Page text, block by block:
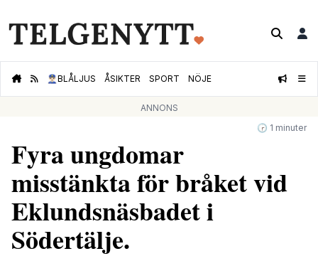
👮🏻‍♂️BLÅLJUS ÅSIKTER SPORT NÖJE
ANNONS
🕝 1 minuter
Fyra ungdomar
misstänkta för bråket vid
Eklundsnäsbadet i
Södertälje.